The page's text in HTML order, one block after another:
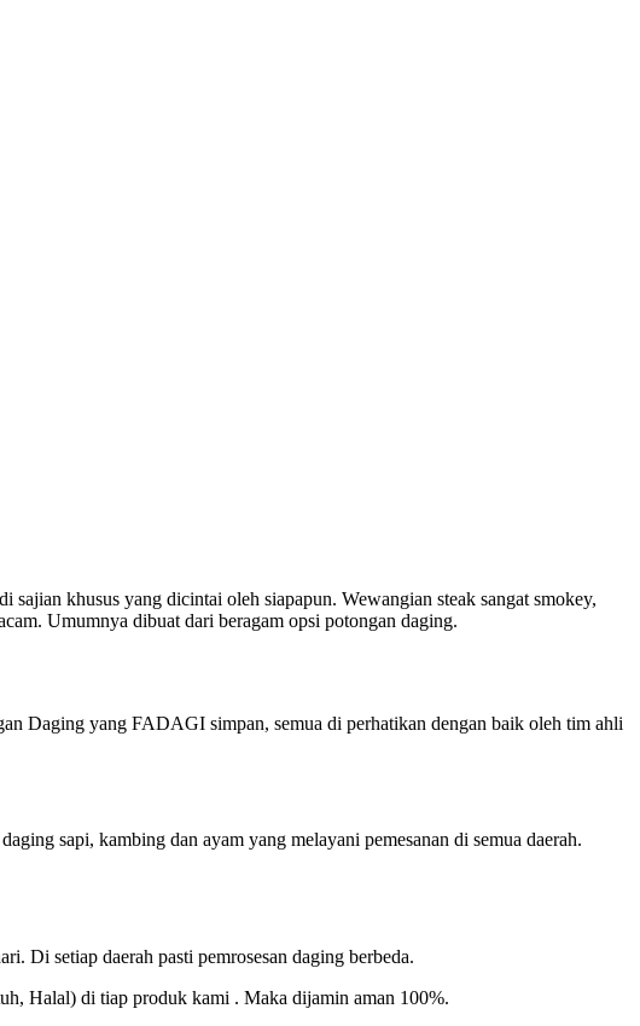
sajian khusus yang dicintai oleh siapapun. Wewangian steak sangat smokey,
Umumnya dibuat dari beragam opsi potongan daging.
Daging yang FADAGI simpan, semua di perhatikan dengan baik oleh tim ahli
sapi, kambing dan ayam yang melayani pemesanan di semua daerah.
Di setiap daerah pasti pemrosesan daging berbeda.
Halal) di tiap produk kami . Maka dijamin aman 100%.